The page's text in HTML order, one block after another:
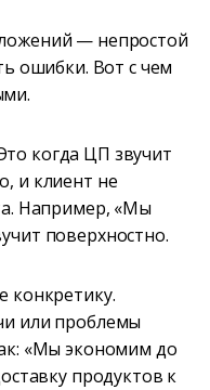
— непростой
ошибки. Вот с чем
когда ЦП звучит
и клиент не
Например, «Мы
поверхностно.
конкретику.
или проблемы
«Мы экономим до
продуктов к